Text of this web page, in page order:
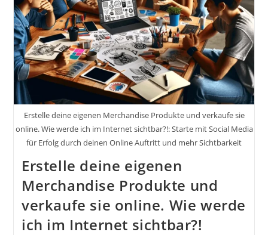
Werde
Ich
Im
Internet
Sichtbar?!
Erstelle deine eigenen Merchandise Produkte und verkaufe sie
online. Wie werde ich im Internet sichtbar?!: Starte mit Social Media
für Erfolg durch deinen Online Auftritt und mehr Sichtbarkeit
Erstelle deine eigenen
Merchandise Produkte und
verkaufe sie online. Wie werde
ich im Internet sichtbar?!